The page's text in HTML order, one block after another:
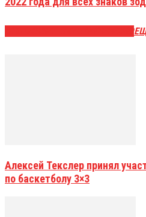
Алексей Текслер принял
по баскетболу 3×3